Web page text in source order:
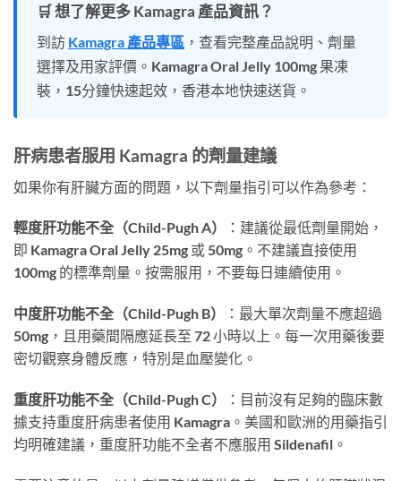
🛒 想了解更多 Kamagra 產品資訊？
到訪 Kamagra 產品專區 ，查看完整產品說明、劑量
選擇及用家評價。Kamagra Oral Jelly 100mg 果凍
裝，15分鐘快速起效，香港本地快速送貨。
肝病患者服用 Kamagra 的劑量建議
如果你有肝臟方面的問題，以下劑量指引可以作為參考：
輕度肝功能不全（Child-Pugh A）
：建議從最低劑量開始，
即 Kamagra Oral Jelly 25mg 或 50mg。不建議直接使用
100mg 的標準劑量。按需服用，不要每日連續使用。
中度肝功能不全（Child-Pugh B）
：最大單次劑量不應超過
50mg，且用藥間隔應延長至 72 小時以上。每一次用藥後要
密切觀察身體反應，特別是血壓變化。
重度肝功能不全（Child-Pugh C）
：目前沒有足夠的臨床數
據支持重度肝病患者使用 Kamagra。美國和歐洲的用藥指引
均明確建議，重度肝功能不全者不應服用 Sildenafil。